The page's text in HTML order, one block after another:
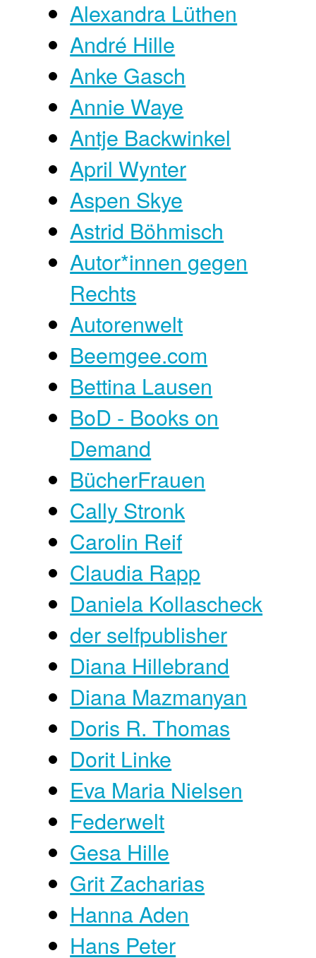
Alexandra Lüthen
André Hille
Anke Gasch
Annie Waye
Antje Backwinkel
April Wynter
Aspen Skye
Astrid Böhmisch
Autor*innen gegen
Rechts
Autorenwelt
Beemgee.com
Bettina Lausen
BoD - Books on
Demand
BücherFrauen
Cally Stronk
Carolin Reif
Claudia Rapp
Daniela Kollascheck
der selfpublisher
Diana Hillebrand
Diana Mazmanyan
Doris R. Thomas
Dorit Linke
Eva Maria Nielsen
Federwelt
Gesa Hille
Grit Zacharias
Hanna Aden
Hans Peter